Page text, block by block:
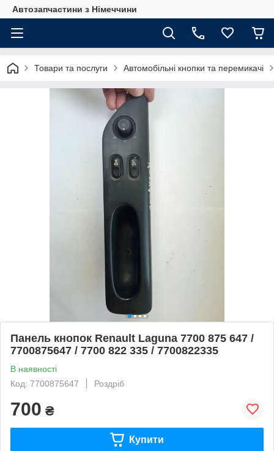
Автозапчастини з Німеччини
Товари та послуги Автомобільні кнопки та перемикачі
Панель кнопок Renault Laguna 7700 875 647 /
7700875647 / 7700 822 335 / 7700822335
В наявності
Код: 7700875647
Роздріб
700 ₴
Купити